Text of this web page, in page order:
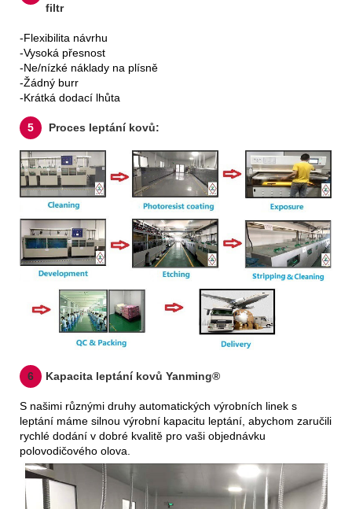
filtr
-Flexibilita návrhu
-Vysoká přesnost
-Ne/nízké náklady na plísně
-Žádný burr
-Krátká dodací lhůta
5 Proces leptání kovů:
6 Kapacita leptání kovů Yanming®
S našimi různými druhy automatických výrobních linek s
leptání máme silnou výrobní kapacitu leptání, abychom zaručili
rychlé dodání v dobré kvalitě pro vaši objednávku
polovodičového olova.